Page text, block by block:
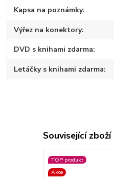
Kapsa na poznámky
Výřez na konektory
DVD s knihami zdarma
Letáčky s knihami zdarma
Související zboží
TOP produkt
Akce